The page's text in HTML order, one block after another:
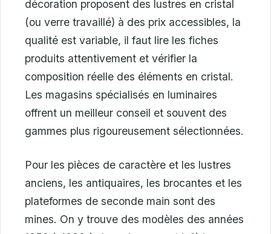
décoration proposent des lustres en cristal
(ou verre travaillé) à des prix accessibles, la
qualité est variable, il faut lire les fiches
produits attentivement et vérifier la
composition réelle des éléments en cristal.
Les magasins spécialisés en luminaires
offrent un meilleur conseil et souvent des
gammes plus rigoureusement sélectionnées.
Pour les pièces de caractère et les lustres
anciens, les antiquaires, les brocantes et les
plateformes de seconde main sont des
mines. On y trouve des modèles des années